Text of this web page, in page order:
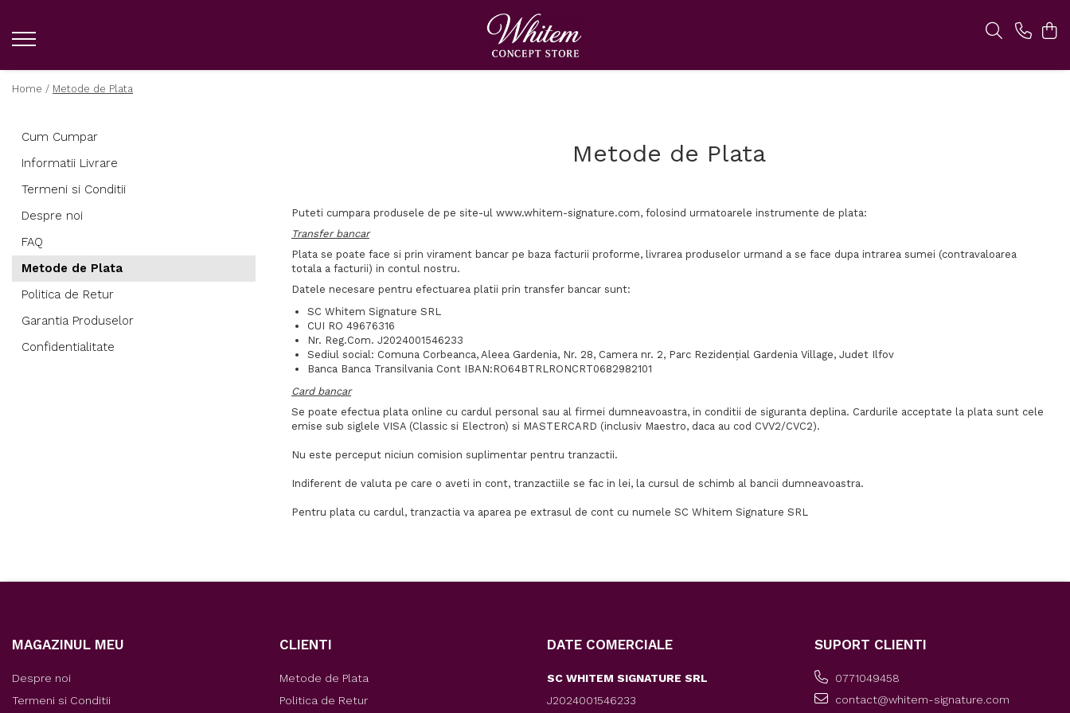
Home / Metode de Plata
Metode de Plata
Puteti cumpara produsele de pe site-ul www.whitem-signature.com, folosind urmatoarele instrumente de plata:
Transfer bancar
Plata se poate face si prin virament bancar pe baza facturii proforme, livrarea produselor urmand a se face dupa intrarea sumei (contravaloarea
totala a facturii) in contul nostru.
Datele necesare pentru efectuarea platii prin transfer bancar sunt:
SC Whitem Signature SRL
CUI RO 49676316
Nr. Reg.Com. J2024001546233
Sediul social: Comuna Corbeanca, Aleea Gardenia, Nr. 28, Camera nr. 2, Parc Rezidenţial Gardenia Village, Judet Ilfov
Banca Banca Transilvania Cont IBAN:RO64BTRLRONCRT0682982101
Card bancar
Se poate efectua plata online cu cardul personal sau al firmei dumneavoastra, in conditii de siguranta deplina. Cardurile acceptate la plata sunt cele
emise sub siglele VISA (Classic si Electron) si MASTERCARD (inclusiv Maestro, daca au cod CVV2/CVC2).
Nu este perceput niciun comision suplimentar pentru tranzactii.
Indiferent de valuta pe care o aveti in cont, tranzactiile se fac in lei, la cursul de schimb al bancii dumneavoastra.
Pentru plata cu cardul, tranzactia va aparea pe extrasul de cont cu numele SC Whitem Signature SRL
Cum Cumpar
Informatii Livrare
Termeni si Conditii
Despre noi
FAQ
Metode de Plata
Politica de Retur
Garantia Produselor
Confidentialitate
MAGAZINUL MEU
Despre noi
Termeni si Conditii
CLIENTI
Metode de Plata
Politica de Retur
DATE COMERCIALE
SC WHITEM SIGNATURE SRL
J2024001546233
SUPORT CLIENTI
0771049458
contact@whitem-signature.com